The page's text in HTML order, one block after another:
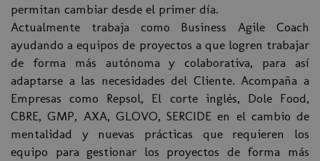
permitan cambiar desde el primer día.
Actualmente trabaja como Business Agile Coach
ayudando a equipos de proyectos a que logren trabajar
de forma más autónoma y colaborativa, para así
adaptarse a las necesidades del Cliente. Acompaña a
Empresas como Repsol, El corte inglés, Dole Food,
CBRE, GMP, AXA, GLOVO, SERCIDE en el cambio de
mentalidad y nuevas prácticas que requieren los
equipo para gestionar los proyectos de forma más